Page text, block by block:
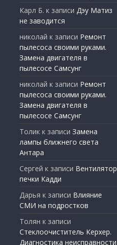
Карл Б. к записи Дэу Матиз
не заводится
николай к записи Ремонт
пылесоса своими руками.
Замена двигателя в
пылесосе Самсунг
николай к записи Ремонт
пылесоса своими руками.
Замена двигателя в
пылесосе Самсунг
Толикк записи Замена
лампы ближнего света
Антара
Сергей к записи Вентилятор
печки Кадди
Дарья к записи Влияние
СМИ на подростков
Толян к записи
Стеклоочиститель Керхер.
Диагностика неисправности